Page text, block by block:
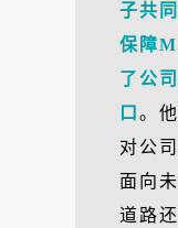
子共
保障
了公
口 。
对公
面向
道路